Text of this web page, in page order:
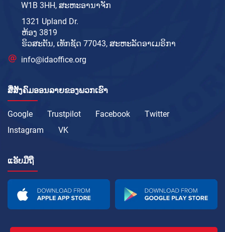
W1B 3HH, ສະຫະອານາຈັກ
1321 Upland Dr.
ຫ້ອງ 3819
ຮິວສະຕັນ, ເທັກຊັດ 77043, ສະຫະລັດອາເມຣິກາ
info@idaoffice.org
ສື່ສັງຄົມອອນລາຍຂອງພວກເຮົາ
Google Trustpilot Facebook
Twitter
Instagram
VK
ແອັບມືຖື